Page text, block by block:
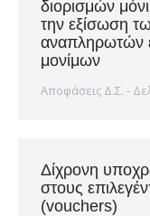
διορισμών
την εξίσωση
αναπληρωτών
μονίμων
Αποφάσεις Δ.Σ. -
Δίχρονη
στους
(vouchers)